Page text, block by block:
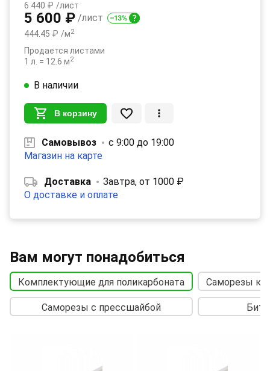
6 440 ₽ /лист
5 600 ₽ /лист
444.45 ₽ /м2
Продается листами
1 л. = 12.6 м2
В наличии
В корзину
Самовывоз
с 9:00 до 19:00
Магазин на карте
Доставка
Завтра, от 1000 ₽
О доставке и оплате
Вам могут понадобиться
Комплектующие для поликарбоната
Саморезы с прессшайбой
Саморезы